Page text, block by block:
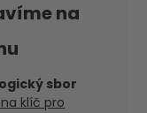
na
sbor
klíč pro